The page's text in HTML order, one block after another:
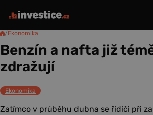
/Ekonomika
Benzín a nafta již
zdražují
Ekonomika
Zatímco v průběhu dubna se řidiči při